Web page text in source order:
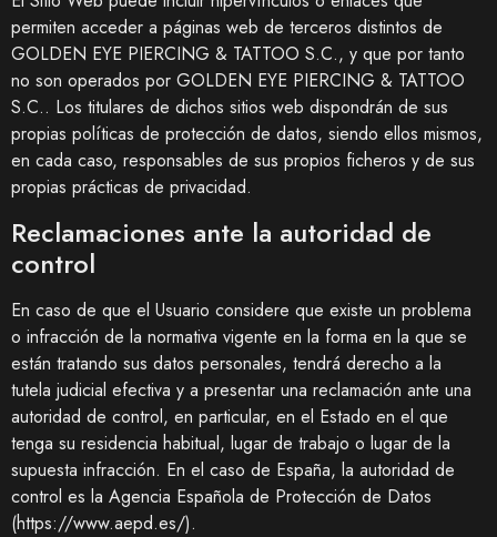
permiten acceder a páginas web de terceros distintos de
GOLDEN EYE PIERCING & TATTOO S.C., y que por tanto
no son operados por GOLDEN EYE PIERCING & TATTOO
S.C.. Los titulares de dichos sitios web dispondrán de sus
propias políticas de protección de datos, siendo ellos mismos,
en cada caso, responsables de sus propios ficheros y de sus
propias prácticas de privacidad.
Reclamaciones ante la autoridad de
control
En caso de que el Usuario considere que existe un problema
o infracción de la normativa vigente en la forma en la que se
están tratando sus datos personales, tendrá derecho a la
tutela judicial efectiva y a presentar una reclamación ante una
autoridad de control, en particular, en el Estado en el que
tenga su residencia habitual, lugar de trabajo o lugar de la
supuesta infracción. En el caso de España, la autoridad de
control es la Agencia Española de Protección de Datos
(https://www.aepd.es/).